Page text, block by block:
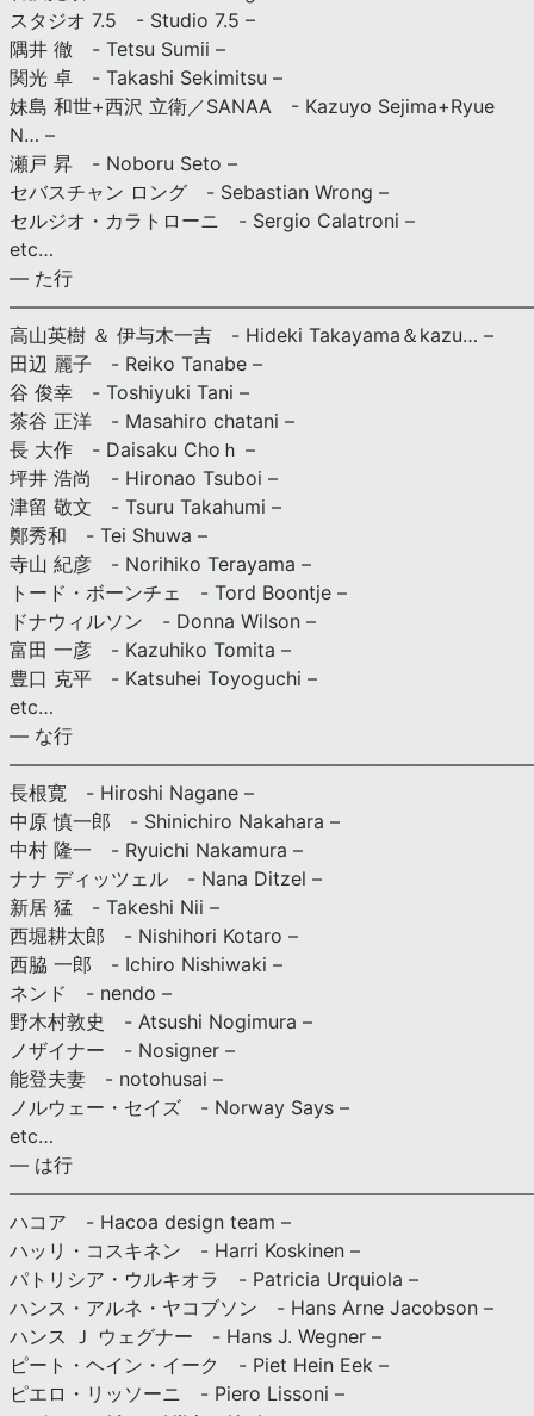
スタジオ 7.5 - Studio 7.5 –
隅井 徹 - Tetsu Sumii –
関光 卓 - Takashi Sekimitsu –
妹島 和世+西沢 立衛／SANAA - Kazuyo Sejima+Ryue
N… –
瀬戸 昇 - Noboru Seto –
セバスチャン ロング - Sebastian Wrong –
セルジオ・カラトローニ - Sergio Calatroni –
etc…
— た行
高山英樹 ＆ 伊与木一吉 - Hideki Takayama＆kazu… –
田辺 麗子 - Reiko Tanabe –
谷 俊幸 - Toshiyuki Tani –
茶谷 正洋 - Masahiro chatani –
長 大作 - Daisaku Choｈ –
坪井 浩尚 - Hironao Tsuboi –
津留 敬文 - Tsuru Takahumi –
鄭秀和 - Tei Shuwa –
寺山 紀彦 - Norihiko Terayama –
トード・ボーンチェ - Tord Boontje –
ドナウィルソン - Donna Wilson –
富田 一彦 - Kazuhiko Tomita –
豊口 克平 - Katsuhei Toyoguchi –
etc…
— な行
長根寛 - Hiroshi Nagane –
中原 慎一郎 - Shinichiro Nakahara –
中村 隆一 - Ryuichi Nakamura –
ナナ ディッツェル - Nana Ditzel –
新居 猛 - Takeshi Nii –
西堀耕太郎 - Nishihori Kotaro –
西脇 一郎 - Ichiro Nishiwaki –
ネンド - nendo –
野木村敦史 - Atsushi Nogimura –
ノザイナー - Nosigner –
能登夫妻 - notohusai –
ノルウェー・セイズ - Norway Says –
etc…
— は行
ハコア - Hacoa design team –
ハッリ・コスキネン - Harri Koskinen –
パトリシア・ウルキオラ - Patricia Urquiola –
ハンス・アルネ・ヤコブソン - Hans Arne Jacobson –
ハンス Ｊ ウェグナー - Hans J. Wegner –
ピート・ヘイン・イーク - Piet Hein Eek –
ピエロ・リッソーニ - Piero Lissoni –